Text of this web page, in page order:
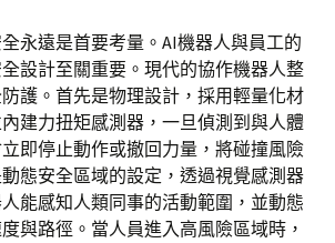
永遠是首要考量。AI機器人與員工的
設計至關重要。現代的協作機器人整
護。首先是物理設計，採用輕量化材
建力扭矩感測器，一旦偵測到與人體
即停止動作或撤回力量，將碰撞風險
態安全區域的設定，透過視覺感測器
能感知人類同事的活動範圍，並動態
與路徑。當人員進入高風險區域時，